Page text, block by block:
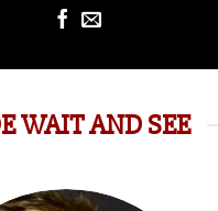
WAIT AND SEE